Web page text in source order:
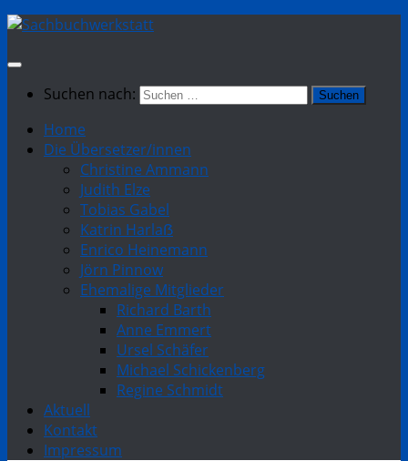
Suchen nach:
Home
Die Übersetzer/innen
Christine Ammann
Judith Elze
Tobias Gabel
Katrin Harlaẞ
Enrico Heinemann
Jörn Pinnow
Ehemalige Mitglieder
Richard Barth
Anne Emmert
Ursel Schäfer
Michael Schickenberg
Regine Schmidt
Aktuell
Kontakt
Impressum